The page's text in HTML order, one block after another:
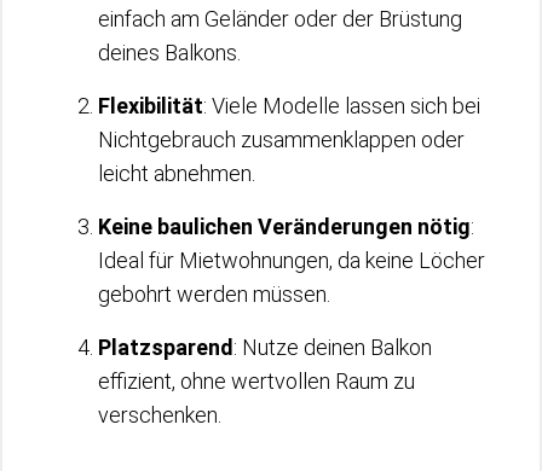
einfach am Geländer oder der Brüstung
deines Balkons.
Flexibilität: Viele Modelle lassen sich bei
Nichtgebrauch zusammenklappen oder
leicht abnehmen.
Keine baulichen Veränderungen nötig:
Ideal für Mietwohnungen, da keine Löcher
gebohrt werden müssen.
Platzsparend: Nutze deinen Balkon
effizient, ohne wertvollen Raum zu
verschenken.